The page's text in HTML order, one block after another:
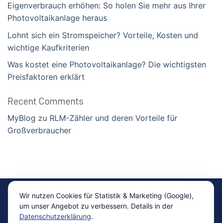
Eigenverbrauch erhöhen: So holen Sie mehr aus Ihrer
Photovoltaikanlage heraus
Lohnt sich ein Stromspeicher? Vorteile, Kosten und
wichtige Kaufkriterien
Was kostet eine Photovoltaikanlage? Die wichtigsten
Preisfaktoren erklärt
Recent Comments
MyBlog zu RLM-Zähler und deren Vorteile für
Großverbraucher
Impressum|Datenschutz
Copyright 2026 © ready4energy Vertriebsgesellschaft
Wir nutzen Cookies für Statistik & Marketing (Google),
um unser Angebot zu verbessern. Details in der
Datenschutzerklärung.